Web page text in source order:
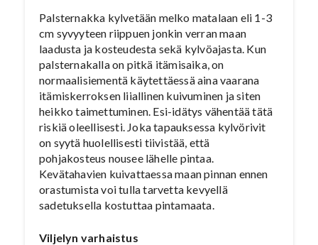
Palsternakka kylvetään melko matalaan eli 1-3
cm syvyyteen riippuen jonkin verran maan
laadusta ja kosteudesta sekä kylvöajasta. Kun
palsternakalla on pitkä itämisaika, on
normaalisiementä käytettäessä aina vaarana
itämiskerroksen liiallinen kuivuminen ja siten
heikko taimettuminen. Esi-idätys vähentää tätä
riskiä oleellisesti. Joka tapauksessa kylvörivit
on syytä huolellisesti tiivistää, että
pohjakosteus nousee lähelle pintaa.
Kevätahavien kuivattaessa maan pinnan ennen
orastumista voi tulla tarvetta kevyellä
sadetuksella kostuttaa pintamaata.
Viljelyn varhaistus